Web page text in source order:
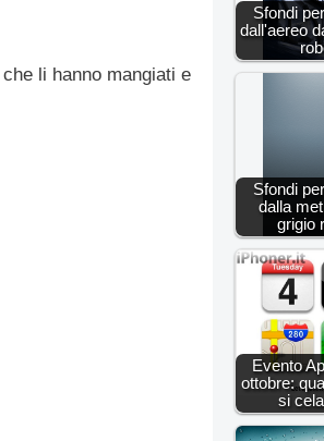
li hanno mangiati e
Sfondi
dall'aereo
Sfondi
dalla
grigio
Evento
ottobre:
si